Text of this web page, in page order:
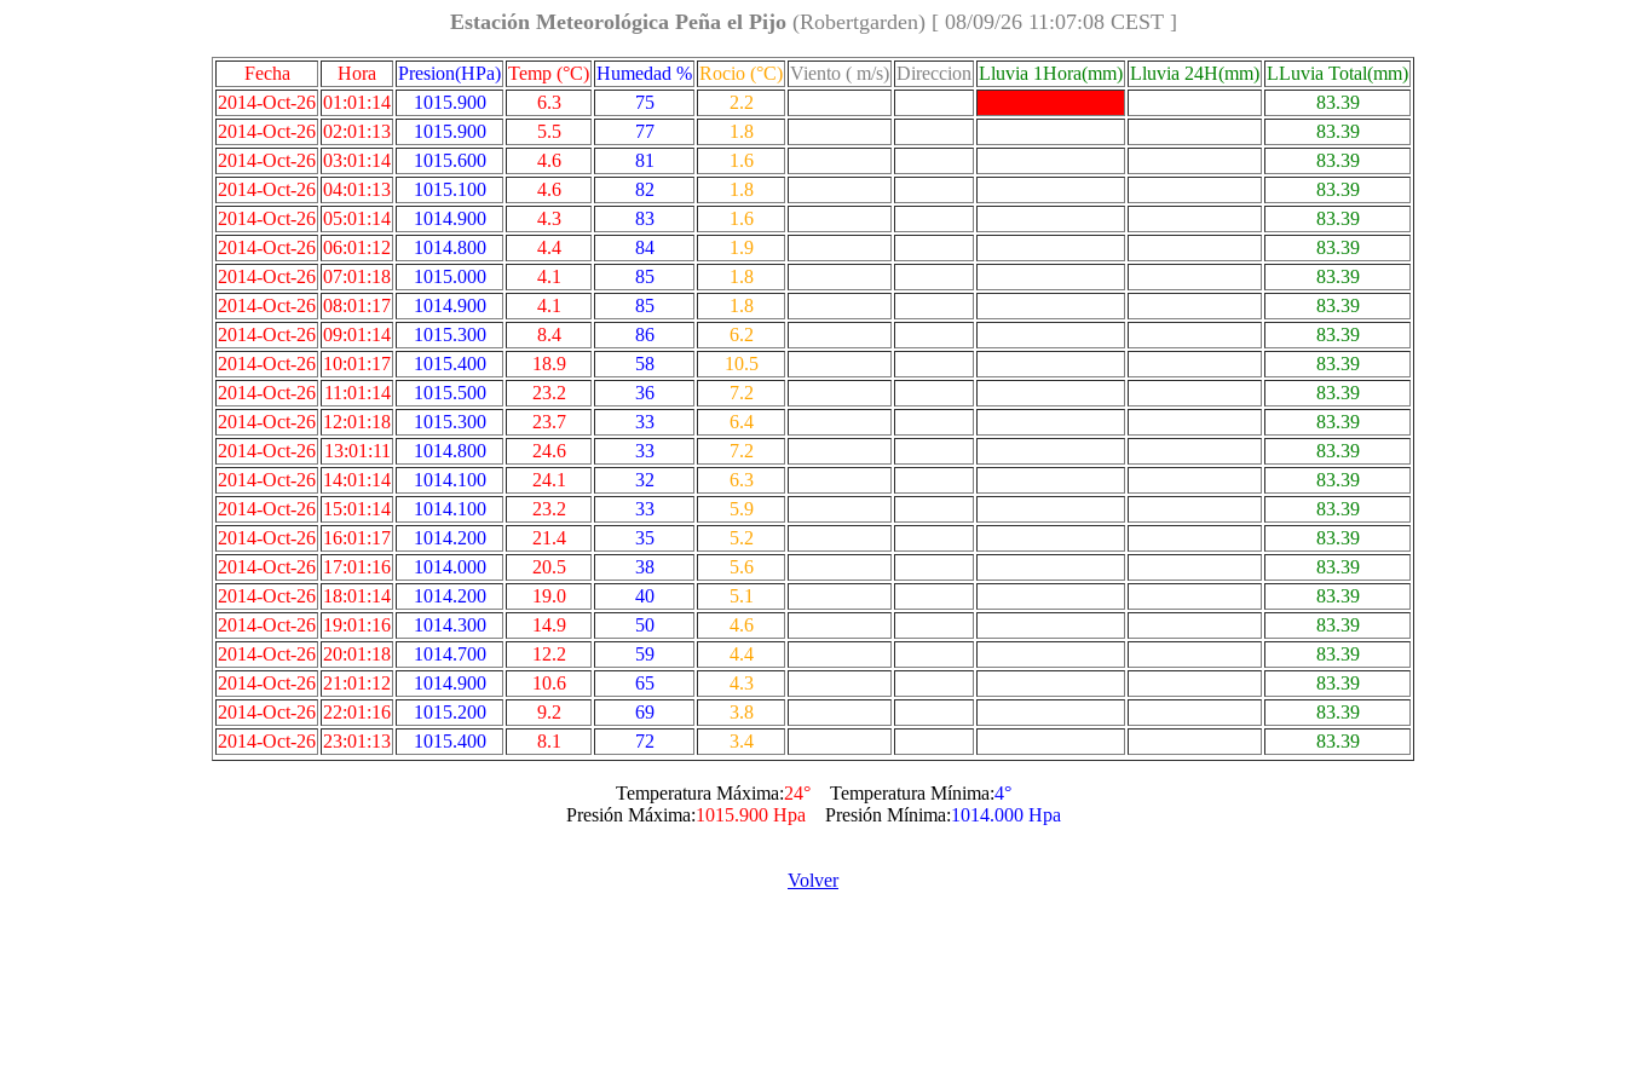
Estación Meteorológica Peña el Pijo(Robertgarden) [ 08/09/26 11:07:08 CEST ]
Fecha Hora Presion(HPa) Temp (°C) Humedad % Rocio (°C) Viento ( m/s) Direccion Lluvia 1Hora(mm) Lluvia 24H(mm) LLuvia Total(mm)
2014-Oct-26 01:01:14 1015.900 6.3 75 2.2
83.39
2014-Oct-26 02:01:13 1015.900 5.5 77 1.8
83.39
2014-Oct-26 03:01:14 1015.600 4.6 81 1.6
83.39
2014-Oct-26 04:01:13 1015.100 4.6 82 1.8
83.39
2014-Oct-26 05:01:14 1014.900 4.3 83 1.6
83.39
2014-Oct-26 06:01:12 1014.800 4.4 84 1.9
83.39
2014-Oct-26 07:01:18 1015.000 4.1 85 1.8
83.39
2014-Oct-26 08:01:17 1014.900 4.1 85 1.8
83.39
2014-Oct-26 09:01:14 1015.300 8.4 86 6.2
83.39
2014-Oct-26 10:01:17 1015.400 18.9 58 10.5
83.39
2014-Oct-26 11:01:14 1015.500 23.2 36 7.2
83.39
2014-Oct-26 12:01:18 1015.300 23.7 33 6.4
83.39
2014-Oct-26 13:01:11 1014.800 24.6 33 7.2
83.39
2014-Oct-26 14:01:14 1014.100 24.1 32 6.3
83.39
2014-Oct-26 15:01:14 1014.100 23.2 33 5.9
83.39
2014-Oct-26 16:01:17 1014.200 21.4 35 5.2
83.39
2014-Oct-26 17:01:16 1014.000 20.5 38 5.6
83.39
2014-Oct-26 18:01:14 1014.200 19.0 40 5.1
83.39
2014-Oct-26 19:01:16 1014.300 14.9 50 4.6
83.39
2014-Oct-26 20:01:18 1014.700 12.2 59 4.4
83.39
2014-Oct-26 21:01:12 1014.900 10.6 65 4.3
83.39
2014-Oct-26 22:01:16 1015.200 9.2 69 3.8
83.39
2014-Oct-26 23:01:13 1015.400 8.1 72 3.4 83.39
Temperatura Máxima:24°Temperatura Mínima:4°
Presión Máxima:1015.900 Hpa Presión Mínima:1014.000 Hpa
Volver